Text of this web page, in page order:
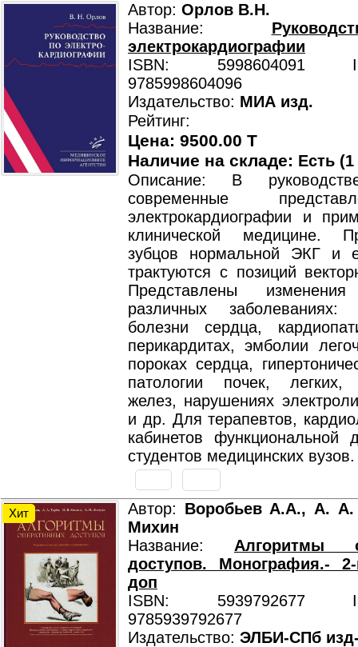
Автор: Орлов В.Н.
Название:
электрокардиографии
ISBN: 5998604091
9785998604096
Издательство: МИА изд.
Рейтинг:
Цена: 9500.00 T
Наличие на складе: Есть
Описание: В
современные
электрокардиографии и
клинической медицине.
зубцов нормальной ЭКГ и
трактуются с позиций
Представлены
различных заболеваниях:
болезни сердца,
перикардитах, эмболии
пороках сердца,
патологии почек, легких,
желез, нарушениях
и др. Для терапевтов,
кабинетов функциональной
студентов медицинских вузов.
Хит Автор: Воробьев А.А., А.
Михин
Название: Алгоритмы
доступов. Монография.-
доп
ISBN: 5939792677
9785939792677
Издательство: ЭЛБИ-СПб